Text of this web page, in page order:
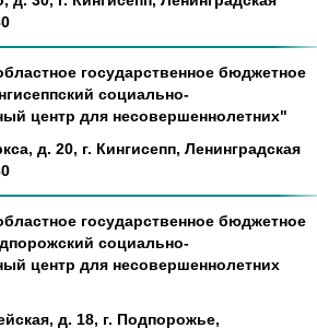
государственное бюджетное
социально-
центр для несовершеннолетних"
д. 20, г. Кингисепп, Ленинградская
государственное бюджетное
социально-
центр для несовершеннолетних
д. 18, г. Подпорожье,